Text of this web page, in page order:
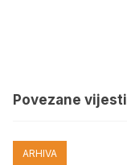
Povezane vijesti
ARHIVA